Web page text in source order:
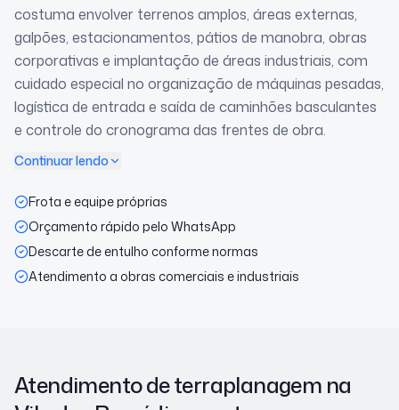
costuma envolver terrenos amplos, áreas externas,
galpões, estacionamentos, pátios de manobra, obras
corporativas e implantação de áreas industriais, com
cuidado especial no organização de máquinas pesadas,
logística de entrada e saída de caminhões basculantes
e controle do cronograma das frentes de obra.
Continuar lendo
Frota e equipe próprias
Orçamento rápido pelo WhatsApp
Descarte de entulho conforme normas
Atendimento a obras comerciais e industriais
Atendimento de terraplanagem na